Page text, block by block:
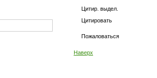
Цитир. выдел.
Цитировать
Пожаловаться
Наверх